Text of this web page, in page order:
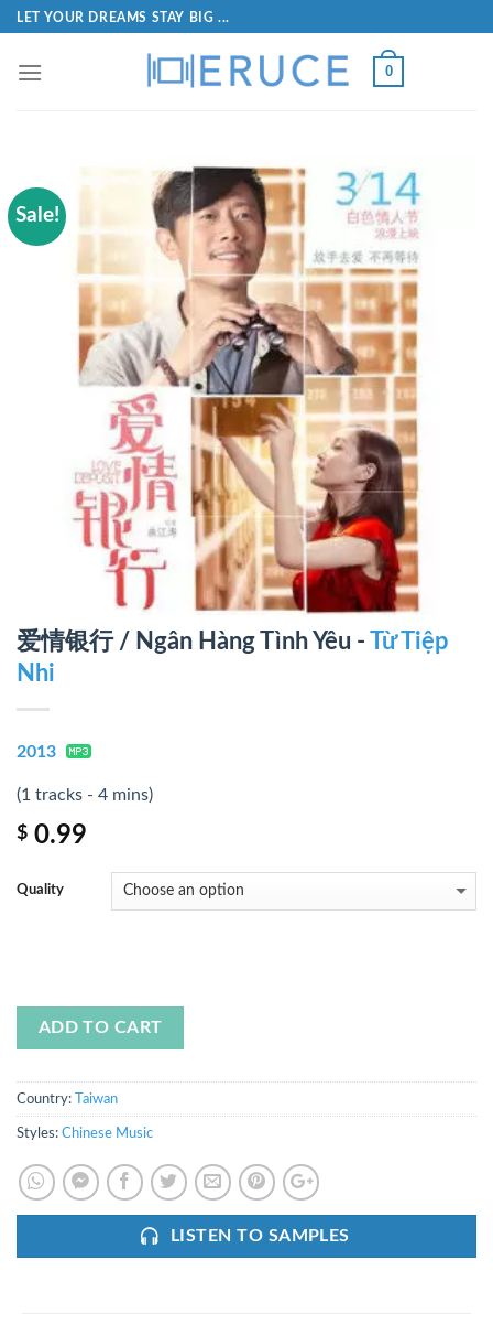
LET YOUR DREAMS STAY BIG ...
0
Sale!
爱情银行 / Ngân Hàng Tình Yêu - Từ Tiệp
Nhi
2013
(1 tracks - 4 mins)
$ 0.99
Quality
ADD TO CART
Country: Taiwan
Styles: Chinese Music
LISTEN TO SAMPLES